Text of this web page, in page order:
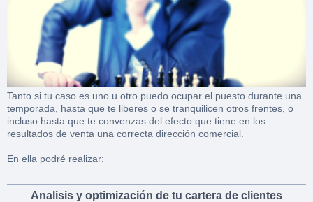
Tanto si tu caso es uno u otro puedo ocupar el puesto durante una
temporada, hasta que te liberes o se tranquilicen otros frentes, o
incluso hasta que te convenzas del efecto que tiene en los
resultados de venta una correcta dirección comercial.
En ella podré realizar:
Analisis y optimización de tu cartera de clientes